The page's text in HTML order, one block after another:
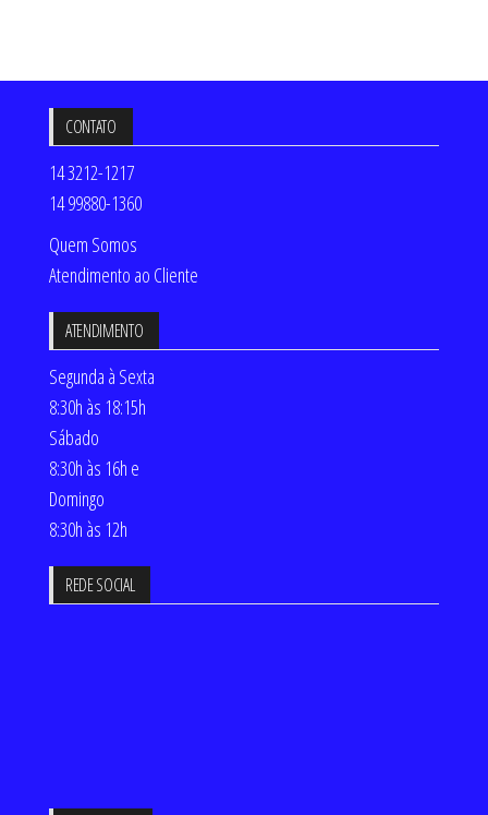
CONTATO
14 3212-1217
14 99880-1360
Quem Somos
Atendimento ao Cliente
ATENDIMENTO
Segunda à Sexta
8:30h às 18:15h
Sábado
8:30h às 16h e
Domingo
8:30h às 12h
REDE SOCIAL